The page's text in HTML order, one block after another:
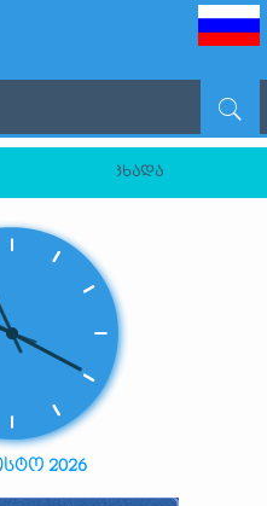
გამოაცხადა
2026